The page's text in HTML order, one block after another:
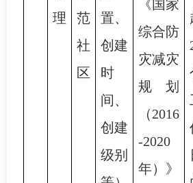
理
范
社
区
置、
创建
时
间、
创建
级别
《国家
综合防
灾减灾
规划
（2016
-2020
年）》